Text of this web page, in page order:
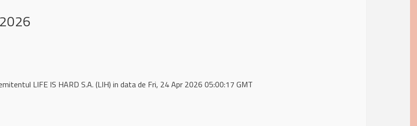
LIFE IS HARD S.A. (LIH) in data de Fri, 24 Apr 2026 05:00:17 GMT